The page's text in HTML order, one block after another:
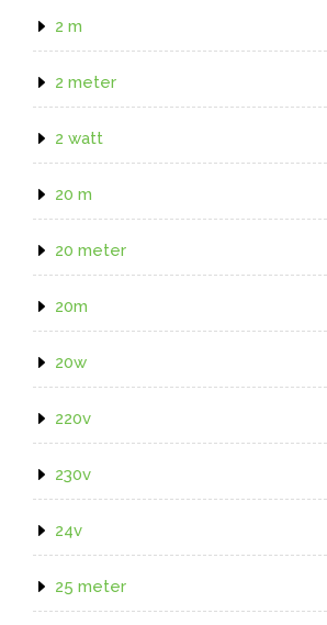
2 m
2 meter
2 watt
20 m
20 meter
20m
20w
220v
230v
24v
25 meter